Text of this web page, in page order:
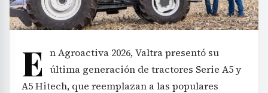
E n Agroactiva 2026, Valtra presentó su
última generación de tractores Serie A5 y
A5 Hitech, que reemplazan a las populares